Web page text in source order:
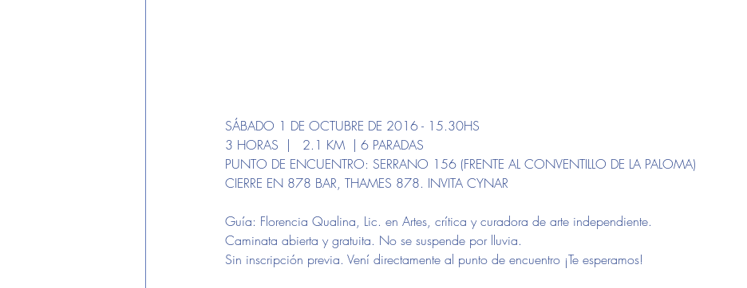
SÁBADO 1 DE OCTUBRE DE 2016 - 15.30HS
3 HORAS  |   2.1 KM  | 6 PARADAS
PUNTO DE ENCUENTRO: SERRANO 156 (FRENTE AL CONVENTILLO DE LA PALOMA)
CIERRE EN 878 BAR, THAMES 878. INVITA CYNAR
Guía: Florencia Qualina, Lic. en Artes, crítica y curadora de arte independiente.
Caminata abierta y gratuita. No se suspende por lluvia.
Sin inscripción previa. Vení directamente al punto de encuentro ¡Te esperamos!